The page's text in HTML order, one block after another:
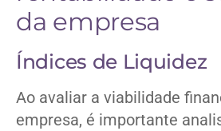
da empresa
Índices de Liquidez
Ao avaliar a viabilidade
empresa, é importante